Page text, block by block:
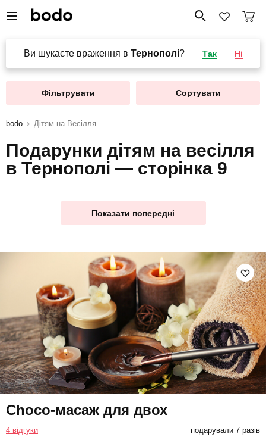
Ви шукаєте враження в Тернополі? Так Ні
Фільтрувати Сортувати
bodo Дітям на Весілля
Подарунки дітям на весілля
в Тернополі — сторінка 9
Показати попередні
Choco-масаж для двох
4 відгуки подарували 7 разів